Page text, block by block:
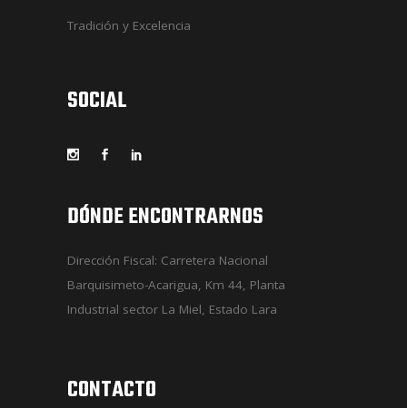
Tradición y Excelencia
SOCIAL
DÓNDE ENCONTRARNOS
Dirección Fiscal: Carretera Nacional
Barquisimeto-Acarigua, Km 44, Planta
Industrial sector La Miel, Estado Lara
CONTACTO